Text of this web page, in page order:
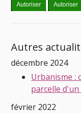
Autoriser Autoriser
Autres
décembre 2024
Urbanisme :
parcelle
février 2022